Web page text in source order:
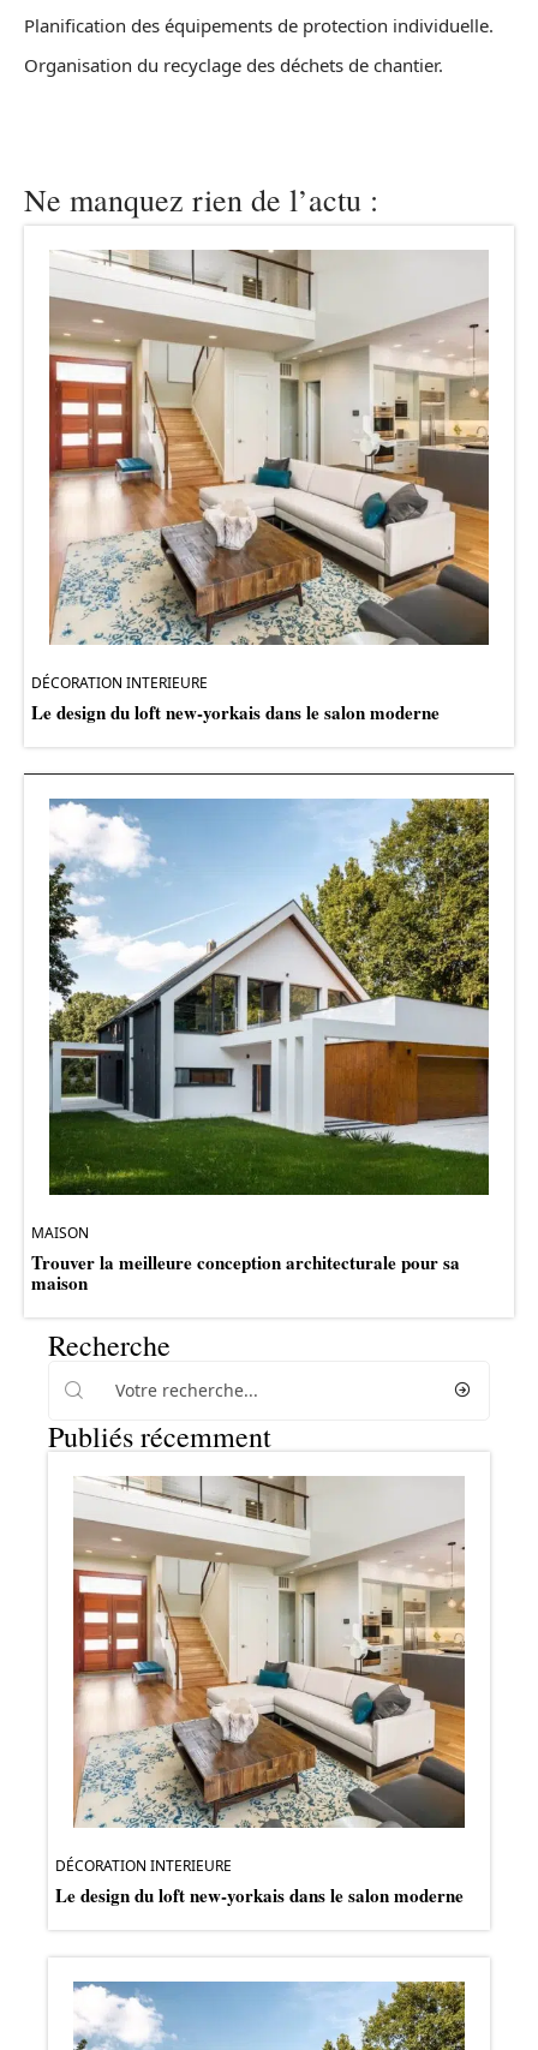
Planification des équipements de protection individuelle.
Organisation du recyclage des déchets de chantier.
Ne manquez rien de l’actu :
DÉCORATION INTERIEURE
Le design du loft new-yorkais dans le salon moderne
MAISON
Trouver la meilleure conception architecturale pour sa
maison
Recherche
Publiés récemment
DÉCORATION INTERIEURE
Le design du loft new-yorkais dans le salon moderne